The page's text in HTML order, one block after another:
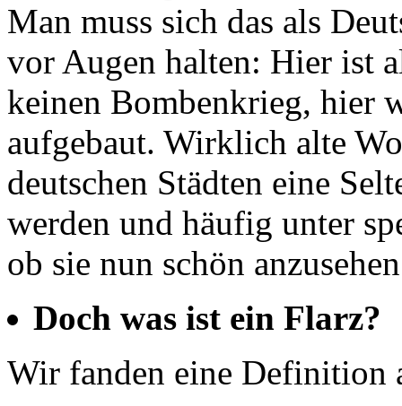
Man muss sich das als
vor Augen halten: Hier ist
keinen Bombenkrieg, hier
aufgebaut. Wirklich alte
deutschen Städten eine
werden und häufig unter
ob sie nun schön
Doch was ist ein Flarz?
Wir fanden eine Definition